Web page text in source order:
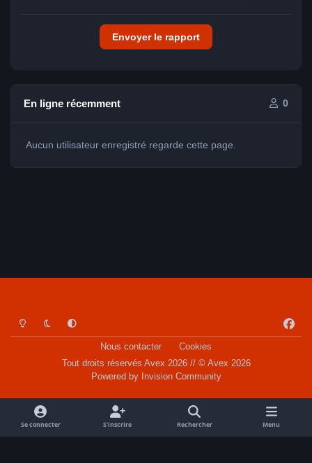
Envoyer le rapport
En ligne récemment 0
Aucun utilisateur enregistré regarde cette page.
Light ModeDark ModeSystem Preference
a
o
k
Nous contacter
Cookies
Tout droits réservés Avex 2026 // © Avex 2026
Powered by Invision Community
Se connecter S’inscrire Rechercher Menu